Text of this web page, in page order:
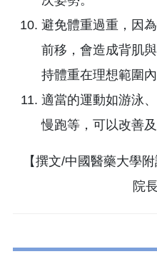
慢跑等，可以改善及
【撰文/中國醫藥大學
院
回
相關文章